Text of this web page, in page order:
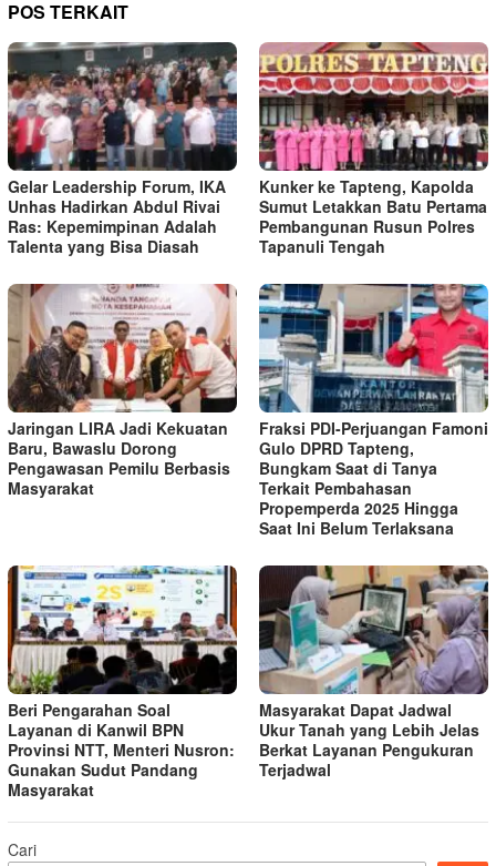
POS TERKAIT
Gelar Leadership Forum, IKA
Unhas Hadirkan Abdul Rivai
Ras: Kepemimpinan Adalah
Talenta yang Bisa Diasah
Kunker ke Tapteng, Kapolda
Sumut Letakkan Batu Pertama
Pembangunan Rusun Polres
Tapanuli Tengah
Jaringan LIRA Jadi Kekuatan
Baru, Bawaslu Dorong
Pengawasan Pemilu Berbasis
Masyarakat
Fraksi PDI-Perjuangan Famoni
Gulo DPRD Tapteng,
Bungkam Saat di Tanya
Terkait Pembahasan
Propemperda 2025 Hingga
Saat Ini Belum Terlaksana
Beri Pengarahan Soal
Layanan di Kanwil BPN
Provinsi NTT, Menteri Nusron:
Gunakan Sudut Pandang
Masyarakat
Masyarakat Dapat Jadwal
Ukur Tanah yang Lebih Jelas
Berkat Layanan Pengukuran
Terjadwal
Cari